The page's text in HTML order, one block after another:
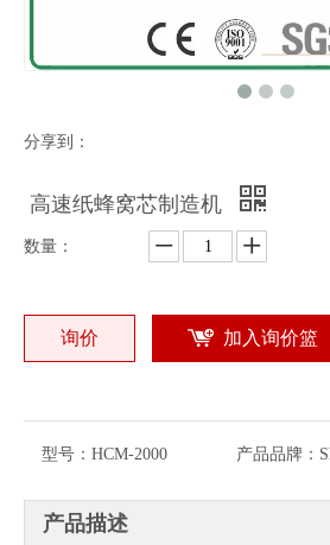
分享到：
高速纸蜂窝芯制造机
数量：
询价 加入询价篮
型号： HCM-2000 产品品牌：
产品描述